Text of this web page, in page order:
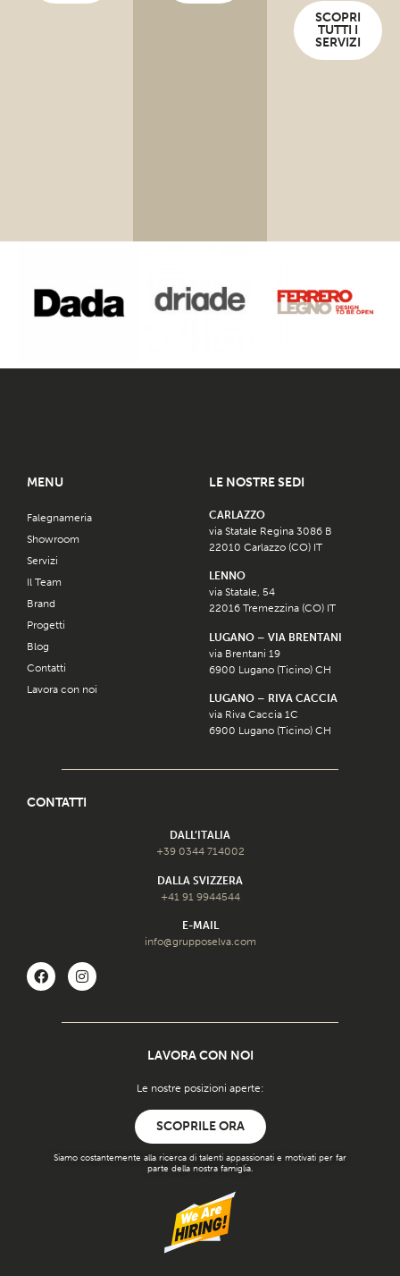
SCOPRI
TUTTI I
SERVIZI
MENU
Falegnameria
Showroom
Servizi
Il Team
Brand
Progetti
Blog
Contatti
Lavora con noi
LE NOSTRE SEDI
CARLAZZO
via Statale Regina 3086 B
22010 Carlazzo (CO) IT
LENNO
via Statale, 54
22016 Tremezzina (CO) IT
LUGANO – VIA BRENTANI
via Brentani 19
6900 Lugano (Ticino) CH
LUGANO – RIVA CACCIA
via Riva Caccia 1C
6900 Lugano (Ticino) CH
CONTATTI
DALL’ITALIA
+39 0344 714002
DALLA SVIZZERA
+41 91 9944544
E-MAIL
info@grupposelva.com
LAVORA CON NOI
Le nostre posizioni aperte:
SCOPRILE ORA
Siamo costantemente alla ricerca di talenti appassionati e motivati ​​per far
parte della nostra famiglia.